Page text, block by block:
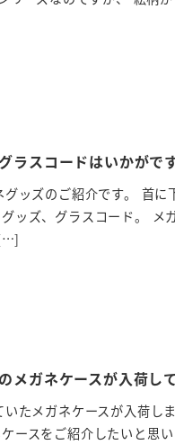
スコードはいかがで
ッズのご紹介です。 首
グッズ、グラスコード。
メガネケースが入荷し
たメガネケースが入荷し
ースをご紹介したいと思